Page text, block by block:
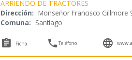
ARRIENDO DE TRACTORES
Dirección: Monseñor Francisco Gillmore
Comuna: Santiago
 Ficha Teléfono 